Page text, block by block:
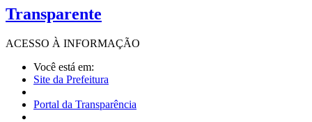
Transparente
ACESSO À INFORMAÇÃO
Você está em:
Site da Prefeitura
Portal da Transparência